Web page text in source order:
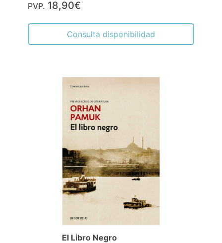
PVP. 18,90€
Consulta disponibilidad
El Libro Negro